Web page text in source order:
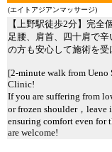
(エイトアジアンマッサージ)
【上野駅徒歩2分】完全
足腰、肩首、四十肩で
の方も安心して施術を
[2-minute walk from
Clinic!
If you are suffering from
or frozen shoulder，leave
ensuring comfort even for
are welcome!